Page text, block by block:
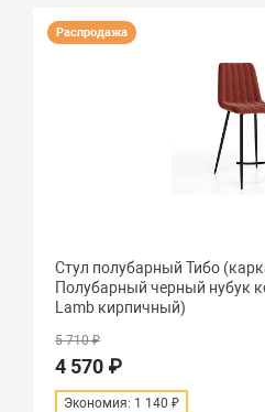
Распродажа
Стул полубарный Тибо
Полубарный черный нубук
Lamb кирпичный)
5 710 ₽
4 570 ₽
Экономия: 1 140 ₽